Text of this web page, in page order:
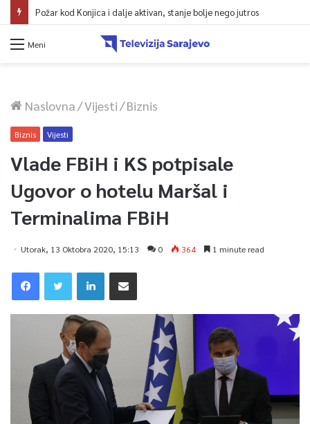
Požar kod Konjica i dalje aktivan, stanje bolje nego jutros
Meni
Naslovna/Vijesti/Biznis
Biznis Vijesti
Vlade FBiH i KS potpisale
Ugovor o hotelu Maršal i
Terminalima FBiH
Utorak, 13 Oktobra 2020, 15:13 0 364 1 minute read